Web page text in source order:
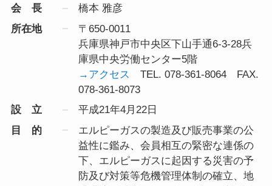
会 長
橋本 雅彦
所在地
〒650-0011
兵庫県神戸市中央区下山手通6-3-28兵
庫県中央労働センター5階
→アクセス
TEL. 078-361-8064 FAX.
078-361-8073
設 立
平成21年4月22日
目 的
エルピーガスの製造及び販売事業の公
益性に鑑み、会員相互の緊密な連係の
下、エルピーガスに起因する災害の予
防及び対策等危機管理体制の確立、地